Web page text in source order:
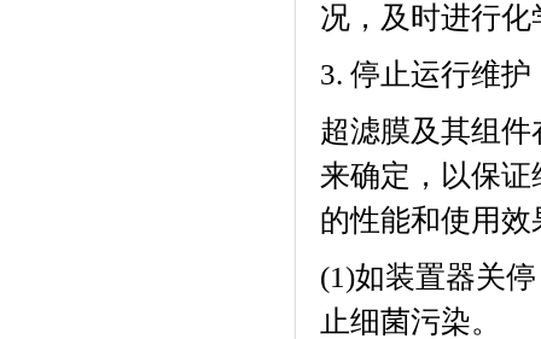
况，及时进行化
3. 停止运行维护
超滤膜及其组
来确定，以保
的性能和使用效
(1)如装置器关
止细菌污染。